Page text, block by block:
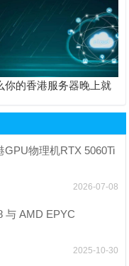
你的香港服务器晚上就
GPU物理机RTX 5060Ti
2026-07-08
与 AMD EPYC
2025-10-30